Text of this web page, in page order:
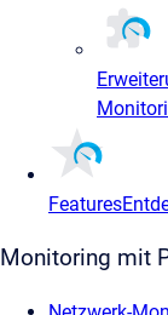
Features
Monitoring mit